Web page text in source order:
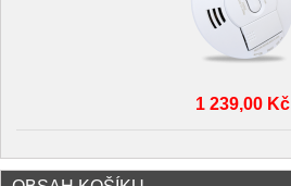
1 239,00 Kč